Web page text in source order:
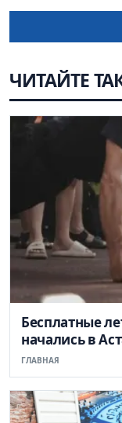
ЧИТАЙТЕ
Бесплатные
начались в
ГЛАВНАЯ